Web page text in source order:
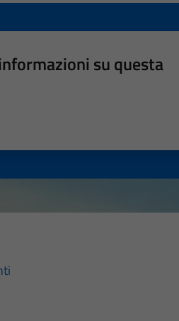
su questa